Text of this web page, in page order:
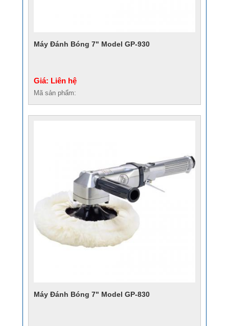
Máy Đánh Bóng 7" Model GP-930
Giá: Liên hệ
Mã sản phẩm:
Máy Đánh Bóng 7" Model GP-830